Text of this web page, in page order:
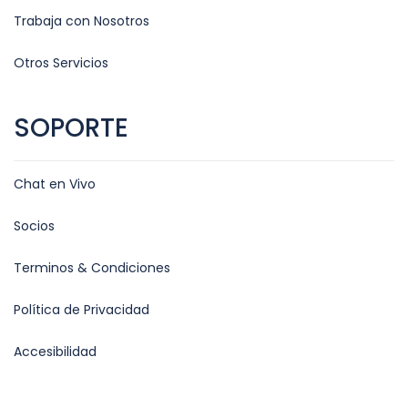
Trabaja con Nosotros
Otros Servicios
SOPORTE
Chat en Vivo
Socios
Terminos & Condiciones
Política de Privacidad
Accesibilidad